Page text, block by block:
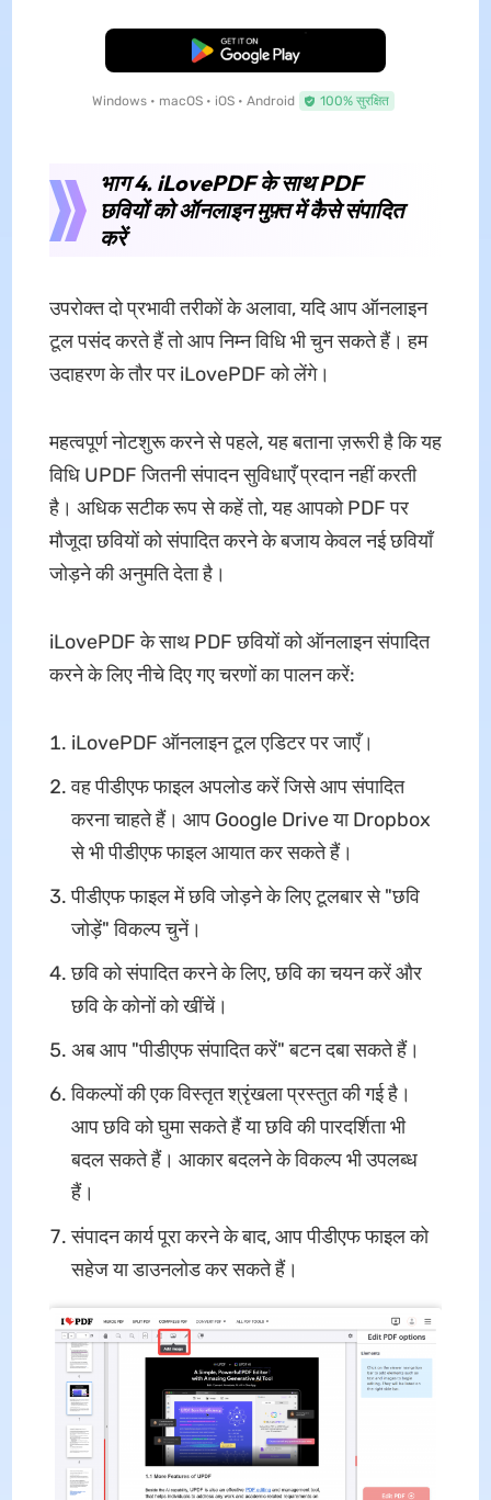
मुफ्त डाउनलोड
Windows • macOS • iOS • Android 100% सुरक्षित
भाग 4. iLovePDF के साथ PDF
छवियों को ऑनलाइन मुफ़्त में कैसे संपादित
करें
उपरोक्त दो प्रभावी तरीकों के अलावा, यदि आप ऑनलाइन
टूल पसंद करते हैं तो आप निम्न विधि भी चुन सकते हैं। हम
उदाहरण के तौर पर iLovePDF को लेंगे।
महत्वपूर्ण नोटशुरू करने से पहले, यह बताना ज़रूरी है कि यह
विधि UPDF जितनी संपादन सुविधाएँ प्रदान नहीं करती
है। अधिक सटीक रूप से कहें तो, यह आपको PDF पर
मौजूदा छवियों को संपादित करने के बजाय केवल नई छवियाँ
जोड़ने की अनुमति देता है।
iLovePDF के साथ PDF छवियों को ऑनलाइन संपादित
करने के लिए नीचे दिए गए चरणों का पालन करें:
iLovePDF ऑनलाइन टूल एडिटर पर जाएँ।
वह पीडीएफ फाइल अपलोड करें जिसे आप संपादित
करना चाहते हैं। आप Google Drive या Dropbox
से भी पीडीएफ फाइल आयात कर सकते हैं।
पीडीएफ फाइल में छवि जोड़ने के लिए टूलबार से "छवि
जोड़ें" विकल्प चुनें।
छवि को संपादित करने के लिए, छवि का चयन करें और
छवि के कोनों को खींचें।
अब आप "पीडीएफ संपादित करें" बटन दबा सकते हैं।
विकल्पों की एक विस्तृत श्रृंखला प्रस्तुत की गई है।
आप छवि को घुमा सकते हैं या छवि की पारदर्शिता भी
बदल सकते हैं। आकार बदलने के विकल्प भी उपलब्ध
हैं।
संपादन कार्य पूरा करने के बाद, आप पीडीएफ फाइल को
सहेज या डाउनलोड कर सकते हैं।